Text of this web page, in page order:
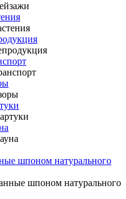
шпоном натурального